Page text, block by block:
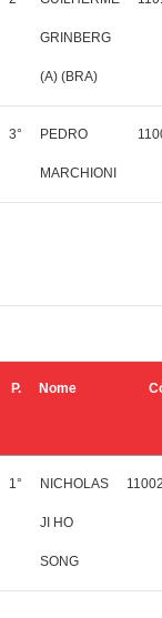
GRINBERG
(A) (BRA)
3° PEDRO
MARCHIONI
P. Nome
1° NICHOLAS
JI HO
SONG